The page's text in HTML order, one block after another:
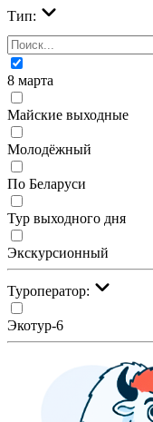
Тип:
8 марта
Майские выходные
Молодёжный
По Беларуси
Тур выходного дня
Экскурсионный
Туроператор:
Экотур-6